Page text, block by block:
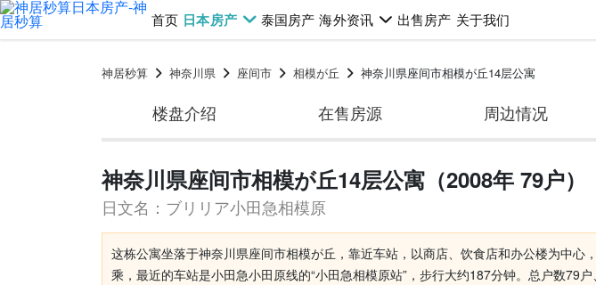
首页 日本房产 泰国房产 海外资讯 出售房产 关于我们
神居秒算 神奈川県 座间市 相模が丘 神奈川県座间市相模が丘14层公寓
楼盘介绍 在售房源 周边情况
神奈川県座间市相模が丘14层公寓（2008年 79户）
日文名：ブリリア小田急相模原
这栋公寓坐落于神奈川県座间市相模が丘，靠近车站，以商店、饮食店和办公楼为中
乘，最近的车站是小田急小田原线的“小田急相模原站”，步行大约187分钟。总户数